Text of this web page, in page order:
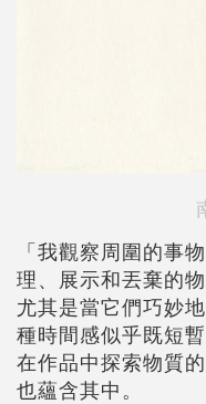
「我觀察周圍的事
理、展示和丟棄的
尤其是當它們巧妙
種時間感似乎既短
在作品中探索物質
也蘊含其中。